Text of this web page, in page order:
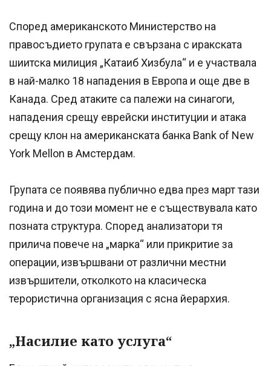
Според американското Министерство на
правосъдието групата е свързана с иракската
шиитска милиция „Катаиб Хизбула“ и е участвала
в най-малко 18 нападения в Европа и още две в
Канада. Сред атаките са палежи на синагоги,
нападения срещу еврейски институции и атака
срещу клон на американската банка Bank of New
York Mellon в Амстердам.
Групата се появява публично едва през март тази
година и до този момент не е съществувала като
позната структура. Според анализатори тя
прилича повече на „марка“ или прикритие за
операции, извършвани от различни местни
извършители, отколкото на класическа
терористична организация с ясна йерархия.
„Насилие като услуга“